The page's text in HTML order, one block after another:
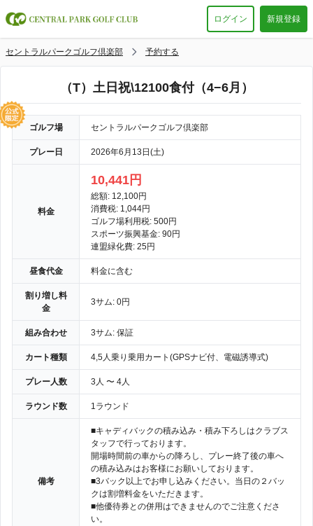
ログイン 新規登録
セントラルパークゴルフ倶楽部 予約する
（T）土日祝\12100食付（4−6月）
ゴルフ場 セントラルパークゴルフ倶楽部
プレー日 2026年6月13日(土)
料金
10,441円
総額: 12,100円
消費税: 1,044円
ゴルフ場利用税: 500円
スポーツ振興基金: 90円
連盟緑化費: 25円
昼食代金 料金に含む
割り増し料
金
3サム: 0円
組み合わせ 3サム: 保証
カート種類 4,5人乗り乗用カート(GPSナビ付、電磁誘導式)
プレー人数 3人 〜 4人
ラウンド数 1ラウンド
備考
■キャディバックの積み込み・積み下ろしはクラブス
タッフで行っております。
開場時間前の車からの降ろし、プレー終了後の車へ
の積み込みはお客様にお願いしております。
■3バック以上でお申し込みください。当日の２バッ
クは割増料金をいただきます。
■他優待券との併用はできませんのでご注意くださ
い。